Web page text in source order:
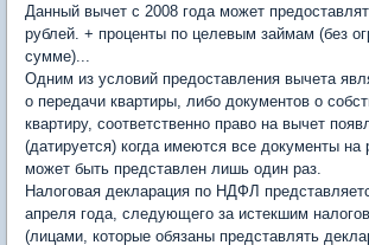
Данный вычет с 2008 года может
рублей. + проценты по целевым займам (без
сумме)...
Одним из условий предоставления вычета
о передачи квартиры, либо документов о
квартиру, соответственно право на вычет
(датируется) когда имеются все документы на
может быть представлен лишь один раз.
Налоговая декларация по НДФЛ
апреля года, следующего за истекшим
(лицами, которые обязаны представлять